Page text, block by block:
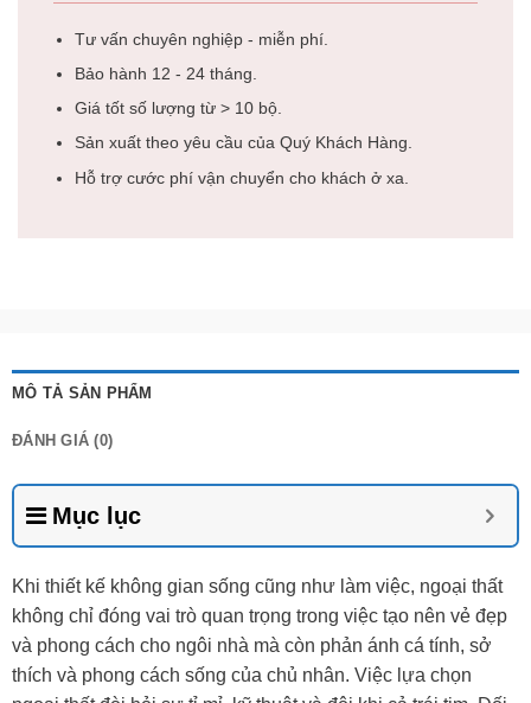
Tư vấn chuyên nghiệp - miễn phí.
Bảo hành 12 - 24 tháng.
Giá tốt số lượng từ > 10 bộ.
Sản xuất theo yêu cầu của Quý Khách Hàng.
Hỗ trợ cước phí vận chuyển cho khách ở xa.
MÔ TẢ SẢN PHẨM
ĐÁNH GIÁ (0)
Mục lục
Khi thiết kế không gian sống cũng như làm việc, ngoại thất
không chỉ đóng vai trò quan trọng trong việc tạo nên vẻ đẹp
và phong cách cho ngôi nhà mà còn phản ánh cá tính, sở
thích và phong cách sống của chủ nhân. Việc lựa chọn